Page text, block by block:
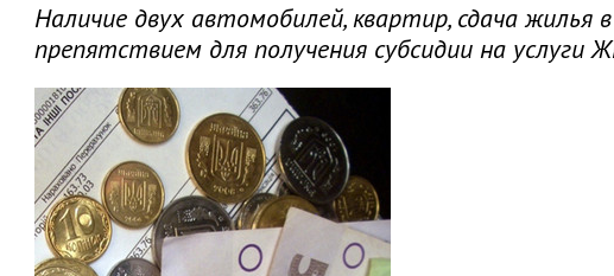
Наличие двух автомобилей, квартир, сдача жилья
препятствием для получения субсидии на услуги